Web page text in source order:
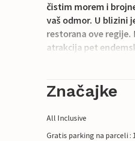
čistim morem i
vaš odmor. U blizini
restorana ove
atrakcija pet
Značajke
All Inclusive
Gratis parking na parceli :